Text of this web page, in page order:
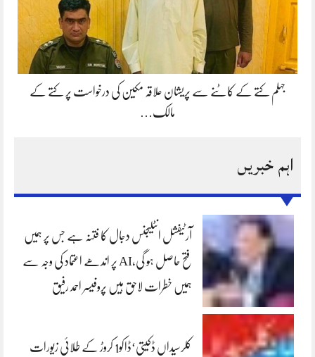
جہلم کتے کے کاٹنے سے پریشان علاقہ مکین کی درخواست پر کتے کے
مالک…
اہم خبریں
آرٹیفشل انٹلیجنس دجال کا فتنہ ہے جس پر ہمیں
فتح حاصل ہو گی،AI پر اندھے اعتماد کی وجہ سے
ہمیں خطرات لاحق ہیں پروفیسر احمد رفیق
کلرسیداں ڈکیتی‘ڈاکو1 کروڑ کے طلائی زیورات